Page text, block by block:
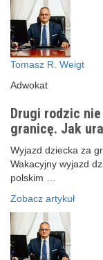
Tomasz R. Weigt
Adwokat
Drugi rodzic
granicę. Jak
Wyjazd dziecka za
Wakacyjny wyjazd
polskim …
Zobacz artykuł